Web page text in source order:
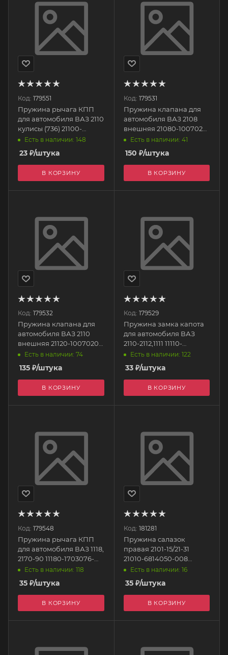
Код: 179551
Пружина рычага КПП
для автомобиля ВАЗ 2110
кулисы (736) 21100-
1703086-008 БелЗАН
Есть в наличии: 148
23 ₽/штука
В КОРЗИНУ
Код: 179531
Пружина клапана для
автомобиля ВАЗ 2108
внешняя 21080-1007020-
008 БелЗАН
Есть в наличии: 41
150 ₽/штука
В КОРЗИНУ
Код: 179532
Пружина клапана для
автомобиля ВАЗ 2110
внешняя 21120-1007020-
008 БелЗАН
Есть в наличии: 74
135 ₽/штука
В КОРЗИНУ
Код: 179529
Пружина замка капота
для автомобиля ВАЗ
2110-2112,1111 11110-
8406034-108 БелЗАН
Есть в наличии: 122
33₽/штука
В КОРЗИНУ
Код: 179548
Пружина рычага КПП
для автомобиля ВАЗ 1118,
2170-90 11180-1703076-
008 БелЗАН
Есть в наличии: 118
35 ₽/штука
В КОРЗИНУ
Код: 181281
Пружина салазок
правая 2101-15/21-31
21010-6814050-008
БелЗАН
Есть в наличии: 16
35₽/штука
В КОРЗИНУ